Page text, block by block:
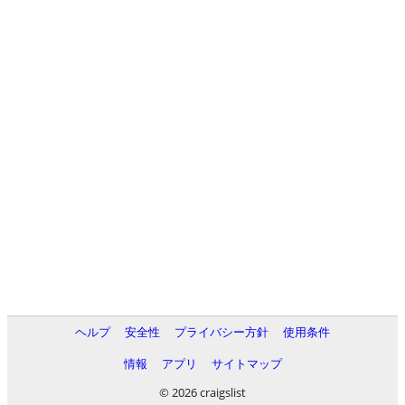
ヘルプ 安全性 プライバシー方針
使用条件
情報
アプリ
サイトマップ
© 2026 craigslist